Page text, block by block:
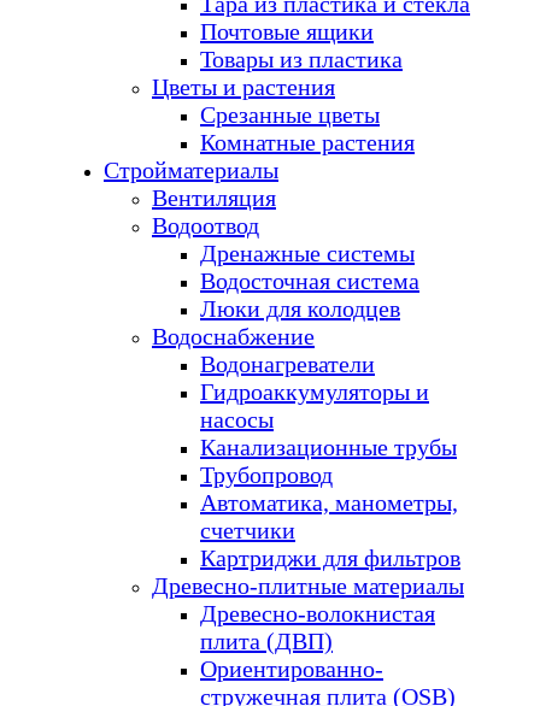
Почтовые ящики
Товары из пластика
Цветы и растения
Срезанные цветы
Комнатные растения
Стройматериалы
Вентиляция
Водоотвод
Дренажные системы
Водосточная система
Люки для колодцев
Водоснабжение
Водонагреватели
Гидроаккумуляторы и
насосы
Канализационные трубы
Трубопровод
Автоматика, манометры,
счетчики
Картриджи для фильтров
Древесно-плитные материалы
Древесно-волокнистая
плита (ДВП)
Ориентированно-
стружечная плита (OSB)